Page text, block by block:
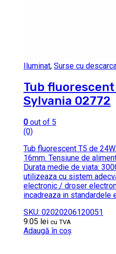
Iluminat, Surse cu
Tub fluorescent
Sylvania 02772
0 out of 5
(0)
Tub fluorescent T5 de
16mm. Tensiune de
Durata medie de viata:
utilizeaza cu sistem
electronic / droser
incadreaza in standardele
SKU: 02020206120051
9.05 lei cu TVA
Adaugă în coș